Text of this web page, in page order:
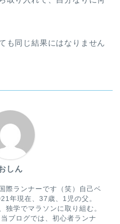
も同じ結果にはなりません
しん
際ランナーです（笑）自己ベ
年現在、37歳、1児の父。
独学でマラソンに取り組む。
ブログでは、初心者ランナ